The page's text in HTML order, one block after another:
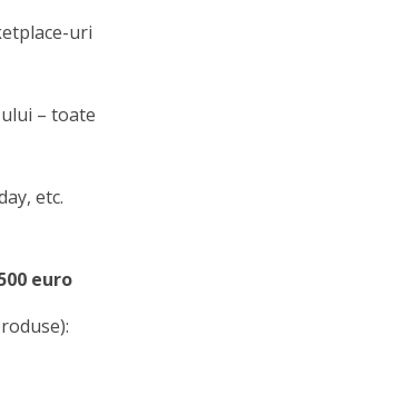
uri
– toate
etc.
euro